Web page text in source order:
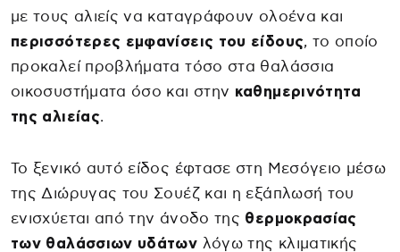
με τους αλιείς να καταγράφουν ολοένα και
περισσότερες εμφανίσεις του είδους, το οποίο
προκαλεί προβλήματα τόσο στα θαλάσσια
οικοσυστήματα όσο και στην καθημερινότητα
της αλιείας.
Το ξενικό αυτό είδος έφτασε στη Μεσόγειο μέσω
της Διώρυγας του Σουέζ και η εξάπλωσή του
ενισχύεται από την άνοδο της θερμοκρασίας
των θαλάσσιων υδάτων λόγω της κλιματικής